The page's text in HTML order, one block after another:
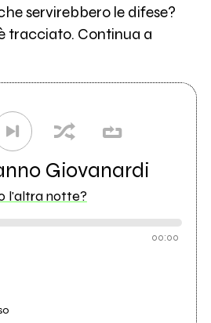
servirebbero le difese?
tracciato. Continua a
Giovanardi
l'altra notte?
00:00